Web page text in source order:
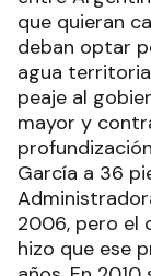
que quieran
deban optar
agua
peaje al
mayor y
García a 36
2006, pero el
hizo que ese